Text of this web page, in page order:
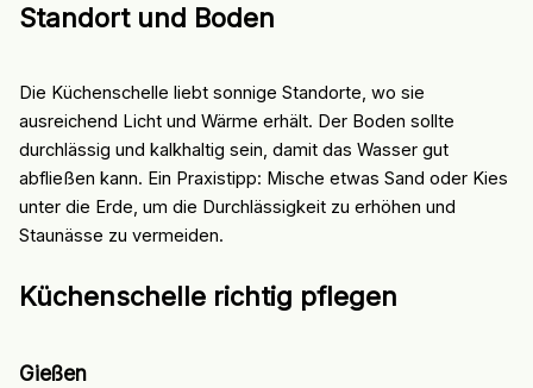
Standort und Boden
Die Küchenschelle liebt sonnige Standorte, wo sie
ausreichend Licht und Wärme erhält. Der Boden sollte
durchlässig und kalkhaltig sein, damit das Wasser gut
abfließen kann. Ein Praxistipp: Mische etwas Sand oder Kies
unter die Erde, um die Durchlässigkeit zu erhöhen und
Staunässe zu vermeiden.
Küchenschelle richtig pflegen
Gießen